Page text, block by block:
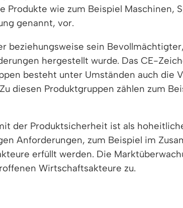
wie zum Beispiel Maschinen,
genannt, vor.
beziehungsweise sein
hergestellt wurde. Das CE-
besteht unter Umständen auch die
diesen Produktgruppen zählen zum
der Produktsicherheit ist als
Anforderungen, zum Beispiel im
erfüllt werden. Die
Wirtschaftsakteure zu.